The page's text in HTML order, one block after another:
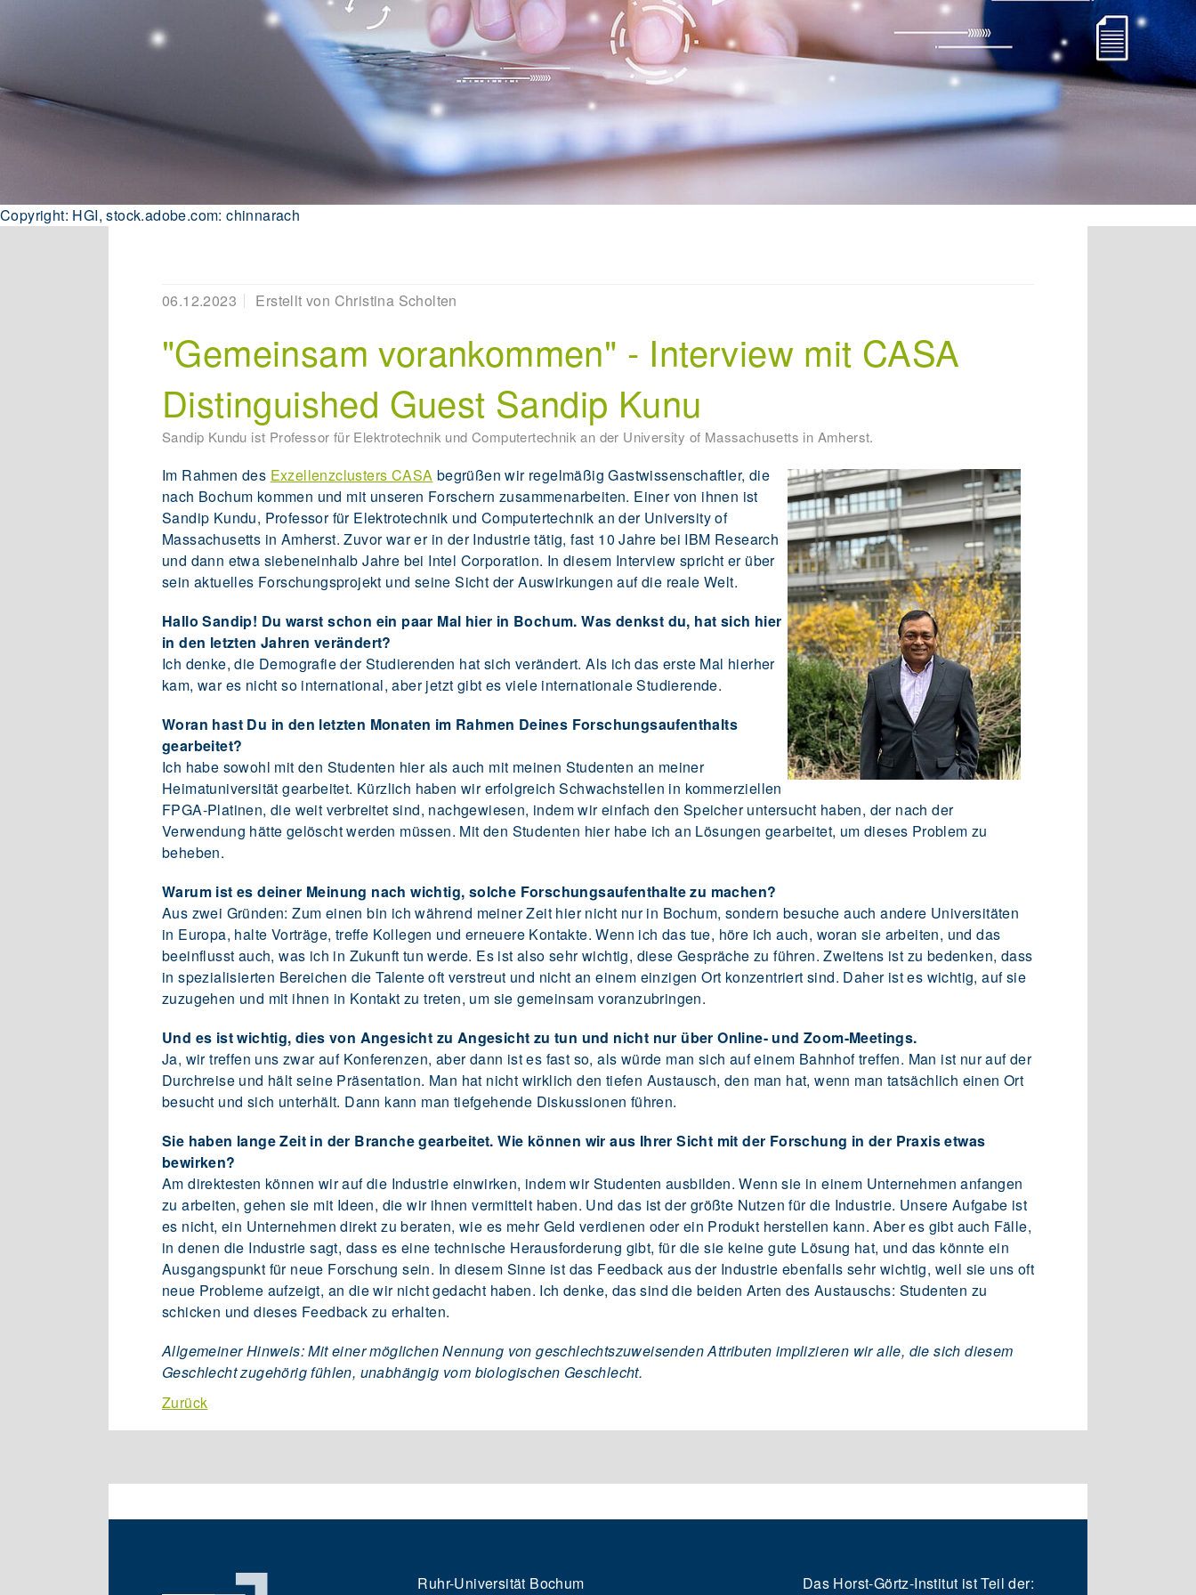
Copyright: HGI, stock.adobe.com: chinnarach
06.12.2023 Erstellt von Christina Scholten
"Gemeinsam vorankommen" - Interview mit CASA
Distinguished Guest Sandip Kunu
Sandip Kundu ist Professor für Elektrotechnik und Computertechnik an der University of Massachusetts in Amherst.
Im Rahmen des Exzellenzclusters CASA begrüßen wir regelmäßig Gastwissenschaftler, die
nach Bochum kommen und mit unseren Forschern zusammenarbeiten. Einer von ihnen ist
Sandip Kundu, Professor für Elektrotechnik und Computertechnik an der University of
Massachusetts in Amherst. Zuvor war er in der Industrie tätig, fast 10 Jahre bei IBM Research
und dann etwa siebeneinhalb Jahre bei Intel Corporation. In diesem Interview spricht er über
sein aktuelles Forschungsprojekt und seine Sicht der Auswirkungen auf die reale Welt.
Hallo Sandip! Du warst schon ein paar Mal hier in Bochum. Was denkst du, hat sich hier
in den letzten Jahren verändert?
Ich denke, die Demografie der Studierenden hat sich verändert. Als ich das erste Mal hierher
kam, war es nicht so international, aber jetzt gibt es viele internationale Studierende.
Woran hast Du in den letzten Monaten im Rahmen Deines Forschungsaufenthalts
gearbeitet?
Ich habe sowohl mit den Studenten hier als auch mit meinen Studenten an meiner
Heimatuniversität gearbeitet. Kürzlich haben wir erfolgreich Schwachstellen in kommerziellen
FPGA-Platinen, die weit verbreitet sind, nachgewiesen, indem wir einfach den Speicher untersucht haben, der nach der
Verwendung hätte gelöscht werden müssen. Mit den Studenten hier habe ich an Lösungen gearbeitet, um dieses Problem zu
beheben.
Warum ist es deiner Meinung nach wichtig, solche Forschungsaufenthalte zu machen?
Aus zwei Gründen: Zum einen bin ich während meiner Zeit hier nicht nur in Bochum, sondern besuche auch andere Universitäten
in Europa, halte Vorträge, treffe Kollegen und erneuere Kontakte. Wenn ich das tue, höre ich auch, woran sie arbeiten, und das
beeinflusst auch, was ich in Zukunft tun werde. Es ist also sehr wichtig, diese Gespräche zu führen. Zweitens ist zu bedenken, dass
in spezialisierten Bereichen die Talente oft verstreut und nicht an einem einzigen Ort konzentriert sind. Daher ist es wichtig, auf sie
zuzugehen und mit ihnen in Kontakt zu treten, um sie gemeinsam voranzubringen.
Und es ist wichtig, dies von Angesicht zu Angesicht zu tun und nicht nur über Online- und Zoom-Meetings.
Ja, wir treffen uns zwar auf Konferenzen, aber dann ist es fast so, als würde man sich auf einem Bahnhof treffen. Man ist nur auf der
Durchreise und hält seine Präsentation. Man hat nicht wirklich den tiefen Austausch, den man hat, wenn man tatsächlich einen Ort
besucht und sich unterhält. Dann kann man tiefgehende Diskussionen führen.
Sie haben lange Zeit in der Branche gearbeitet. Wie können wir aus Ihrer Sicht mit der Forschung in der Praxis etwas
bewirken?
Am direktesten können wir auf die Industrie einwirken, indem wir Studenten ausbilden. Wenn sie in einem Unternehmen anfangen
zu arbeiten, gehen sie mit Ideen, die wir ihnen vermittelt haben. Und das ist der größte Nutzen für die Industrie. Unsere Aufgabe ist
es nicht, ein Unternehmen direkt zu beraten, wie es mehr Geld verdienen oder ein Produkt herstellen kann. Aber es gibt auch Fälle,
in denen die Industrie sagt, dass es eine technische Herausforderung gibt, für die sie keine gute Lösung hat, und das könnte ein
Ausgangspunkt für neue Forschung sein. In diesem Sinne ist das Feedback aus der Industrie ebenfalls sehr wichtig, weil sie uns oft
neue Probleme aufzeigt, an die wir nicht gedacht haben. Ich denke, das sind die beiden Arten des Austauschs: Studenten zu
schicken und dieses Feedback zu erhalten.
Allgemeiner Hinweis: Mit einer möglichen Nennung von geschlechtszuweisenden Attributen implizieren wir alle, die sich diesem
Geschlecht zugehörig fühlen, unabhängig vom biologischen Geschlecht.
Zurück
Ruhr-Universität Bochum
Das Horst-Görtz-Institut ist Teil der: